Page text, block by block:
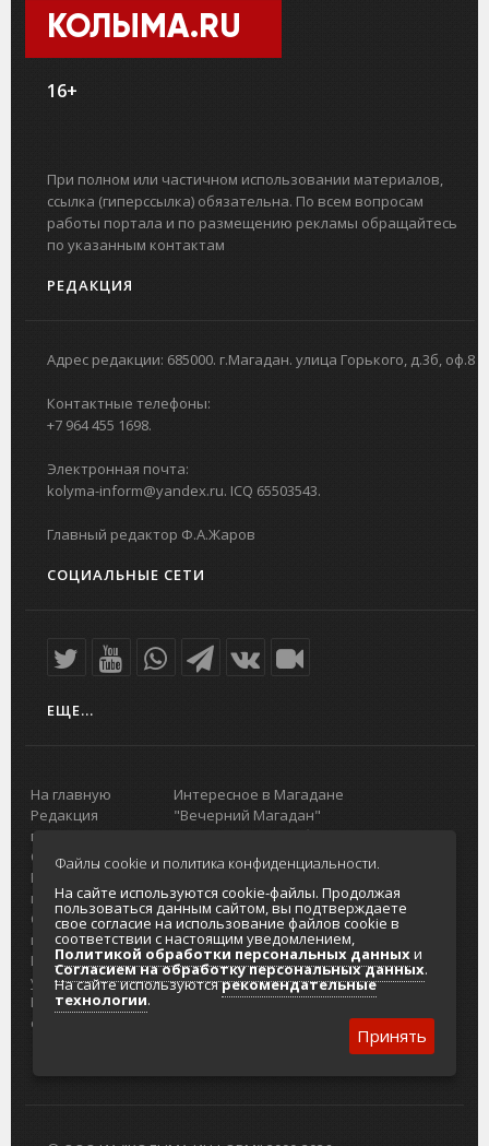
КОЛЫМА.RU
16+
При полном или частичном использовании материалов,
ссылка (гиперссылка) обязательна. По всем вопросам
работы портала и по размещению рекламы обращайтесь
по указанным контактам
РЕДАКЦИЯ
Адрес редакции: 685000. г.Магадан. улица Горького, д.3б, оф.8
Контактные телефоны:
+7 964 455 1698.
Электронная почта:
kolyma-inform@yandex.ru. ICQ 65503543.
Главный редактор Ф.А.Жаров
СОЦИАЛЬНЫЕ СЕТИ
ЕЩЕ...
На главную
Редакция
портала
О проекте
Реклама на
портале
Отзывы и
предложения
Интернет-
услуги
Разработка
сайтов
Интересное в Магадане
"Вечерний Магадан"
Городская доска объявлений
Главный туристический портал
Колымы
Политика в отношении обработки
персональных данных
Согласие на обработку персональных
данных
Файлы cookie и политика конфиденциальности.
На сайте используются cookie-файлы. Продолжая
пользоваться данным сайтом, вы подтверждаете
свое согласие на использование файлов cookie в
соответствии с настоящим уведомлением,
Политикой обработки персональных данныхи
Согласием на обработку персональных данных.
На сайте используютсярекомендательные
технологии.
Принять